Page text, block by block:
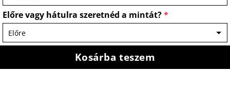
Előre vagy hátulra szeretnéd a mintát?*
Kosárba teszem